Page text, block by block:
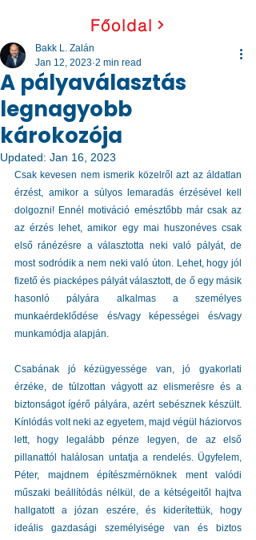
Főoldal
A pályaválasztás
legnagyobb
károkozója
Bakk L. Zalán
Jan 12, 2023 2 min read
Updated: Jan 16, 2023
Csak kevesen nem ismerik közelről azt az áldatlan
érzést, amikor a súlyos lemaradás érzésével kell
dolgozni! Ennél motiváció emésztőbb már csak az
az érzés lehet, amikor egy mai huszonéves csak
első ránézésre a választotta neki való pályát, de
most sodródik a nem neki való úton. Lehet, hogy jól
fizető és piacképes pályát választott, de ő egy másik
hasonló pályára alkalmas a személyes
munkaérdeklődése és/vagy képességei és/vagy
munkamódja alapján.
Csabának jó kézügyessége van, jó gyakorlati
érzéke, de túlzottan vágyott az elismerésre és a
biztonságot ígérő pályára, azért sebésznek készült.
Kínlódás volt neki az egyetem, majd végül háziorvos
lett, hogy legalább pénze legyen, de az első
pillanattól halálosan untatja a rendelés. Ügyfelem,
Péter, majdnem építészmérnöknek ment valódi
műszaki beállítódás nélkül, de a kétségeitől hajtva
hallgatott a józan eszére, és kiderítettük, hogy
ideális gazdasági személyisége van és biztos